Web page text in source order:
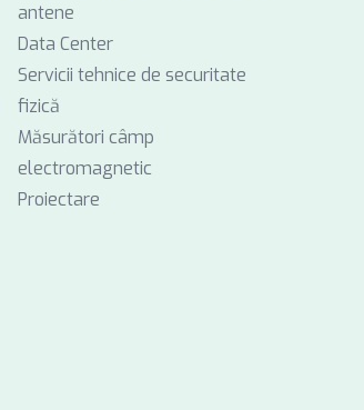
antene
Data Center
Servicii tehnice de securitate
fizică
Măsurători câmp
electromagnetic
Proiectare